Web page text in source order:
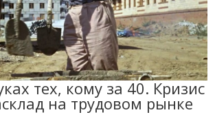
тех, кому за 40. Кризис
на трудовом рынке